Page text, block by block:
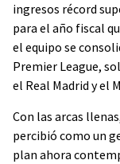
ingresos récord
para el año fiscal
el equipo se
Premier League,
el Real Madrid y el
Con las arcas
percibió como un
plan ahora